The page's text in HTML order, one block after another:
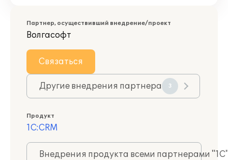
Партнер, осуществивший внедрение/проект
Волгасофт
Связаться
Другие внедрения партнера 3
Продукт
1С:CRM
Внедрения продукта всеми партнерами